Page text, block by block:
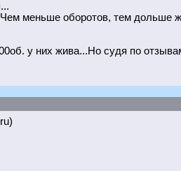
меньше оборотов, тем дольше
у них жива...Но судя по